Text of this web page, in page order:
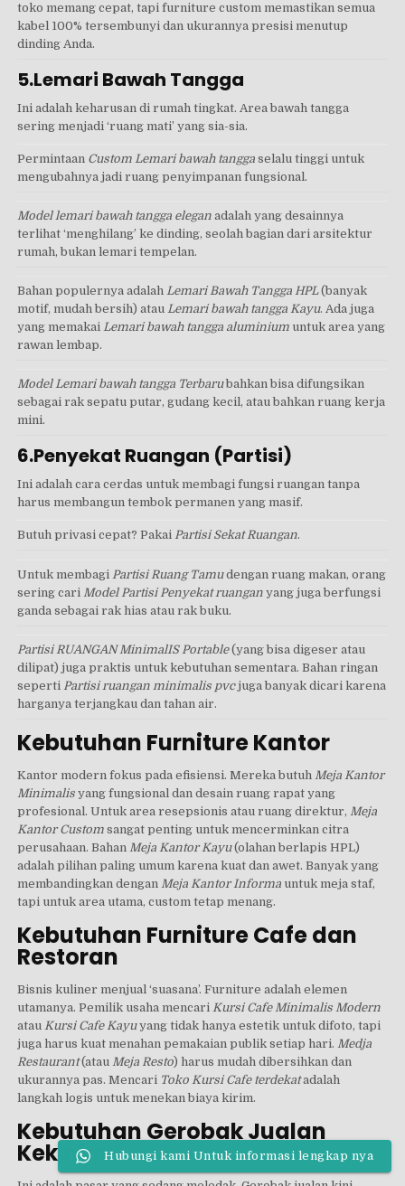
toko memang cepat, tapi furniture custom memastikan semua
kabel 100% tersembunyi dan ukurannya presisi menutup
dinding Anda.
5.Lemari Bawah Tangga
Ini adalah keharusan di rumah tingkat. Area bawah tangga
sering menjadi ‘ruang mati’ yang sia-sia.
Permintaan Custom Lemari bawah tangga selalu tinggi untuk
mengubahnya jadi ruang penyimpanan fungsional.
Model lemari bawah tangga elegan adalah yang desainnya
terlihat ‘menghilang’ ke dinding, seolah bagian dari arsitektur
rumah, bukan lemari tempelan.
Bahan populernya adalahLemari Bawah Tangga HPL(banyak
motif, mudah bersih) atauLemari bawah tangga Kayu. Ada juga
yang memakaiLemari bawah tangga aluminium untuk area yang
rawan lembap.
Model Lemari bawah tangga Terbarubahkan bisa difungsikan
sebagai rak sepatu putar, gudang kecil, atau bahkan ruang kerja
mini.
6.Penyekat Ruangan (Partisi)
Ini adalah cara cerdas untuk membagi fungsi ruangan tanpa
harus membangun tembok permanen yang masif.
Butuh privasi cepat? PakaiPartisi Sekat Ruangan.
Untuk membagi Partisi Ruang Tamudengan ruang makan, orang
sering cari Model Partisi Penyekat ruangan yang juga berfungsi
ganda sebagai rak hias atau rak buku.
Partisi RUANGAN MinimalIS Portable(yang bisa digeser atau
dilipat) juga praktis untuk kebutuhan sementara. Bahan ringan
seperti Partisi ruangan minimalis pvcjuga banyak dicari karena
harganya terjangkau dan tahan air.
Kebutuhan Furniture Kantor
Kantor modern fokus pada efisiensi. Mereka butuhMeja Kantor
Minimalis yang fungsional dan desain ruang rapat yang
profesional. Untuk area resepsionis atau ruang direktur,Meja
Kantor Custom sangat penting untuk mencerminkan citra
perusahaan. BahanMeja Kantor Kayu(olahan berlapis HPL)
adalah pilihan paling umum karena kuat dan awet. Banyak yang
membandingkan denganMeja Kantor Informa untuk meja staf,
tapi untuk area utama, custom tetap menang.
Kebutuhan Furniture Cafe dan
Restoran
Bisnis kuliner menjual ‘suasana’. Furniture adalah elemen
utamanya. Pemilik usaha mencariKursi Cafe Minimalis Modern
atauKursi Cafe Kayuyang tidak hanya estetik untuk difoto, tapi
juga harus kuat menahan pemakaian publik setiap hari.Medja
Restaurant(atauMeja Resto) harus mudah dibersihkan dan
ukurannya pas. Mencari Toko Kursi Cafe terdekatadalah
langkah logis untuk menekan biaya kirim.
Kebutuhan Gerobak Jualan
KekinianHubungi kami Untuk informasi lengkap nya